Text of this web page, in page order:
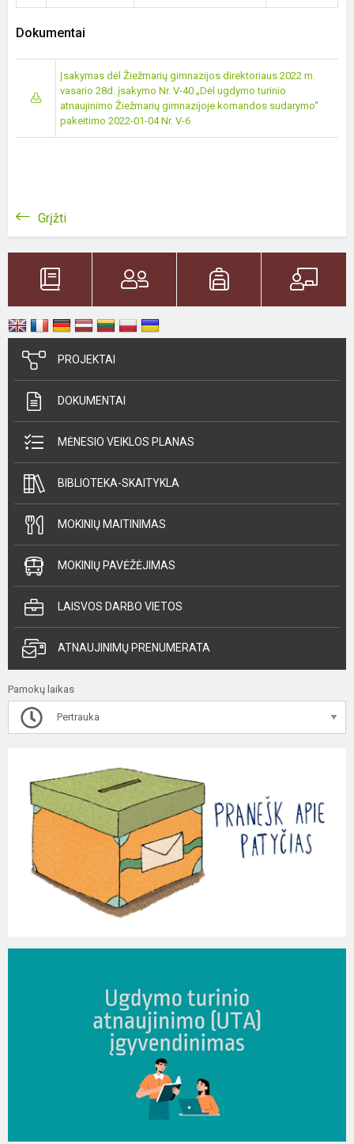
Dokumentai
Įsakymas dėl Žiežmarių gimnazijos direktoriaus 2022 m.
vasario 28d. įsakymo Nr. V-40 „Dėl ugdymo turinio
atnaujinimo Žiežmarių gimnazijoje komandos sudarymo“
pakeitimo 2022-01-04 Nr. V-6
Grįžti
PROJEKTAI
DOKUMENTAI
MĖNESIO VEIKLOS PLANAS
BIBLIOTEKA-SKAITYKLA
MOKINIŲ MAITINIMAS
MOKINIŲ PAVĖŽĖJIMAS
LAISVOS DARBO VIETOS
ATNAUJINIMŲ PRENUMERATA
Pamokų laikas
Pertrauka